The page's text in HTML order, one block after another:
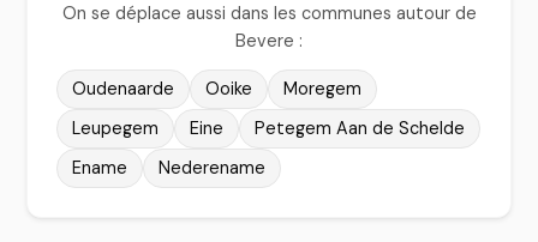
On se déplace aussi dans les communes autour de
Bevere :
Oudenaarde Ooike
Moregem
Leupegem
Eine
Petegem Aan de Schelde
Ename
Nederename